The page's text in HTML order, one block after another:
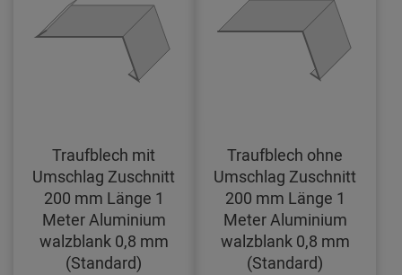
Traufblech mit
Umschlag Zuschnitt
200 mm Länge 1
Meter Aluminium
walzblank 0,8 mm
(Standard)
Traufblech ohne
Umschlag Zuschnitt
200 mm Länge 1
Meter Aluminium
walzblank 0,8 mm
(Standard)